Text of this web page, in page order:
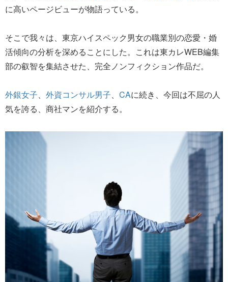
に高いページビューが物語っている。
そこで我々は、東京ハイスペック男女の職業別の恋愛・婚
活傾向の分析を深めることにした。これは東カレWEB編集
部の叡智を集結させた、完全ノンフィクション作品だ。
外銀女子 外資コンサル男子 CAに続き、今回は不屈の人
気を誇る、商社マンを紹介する。